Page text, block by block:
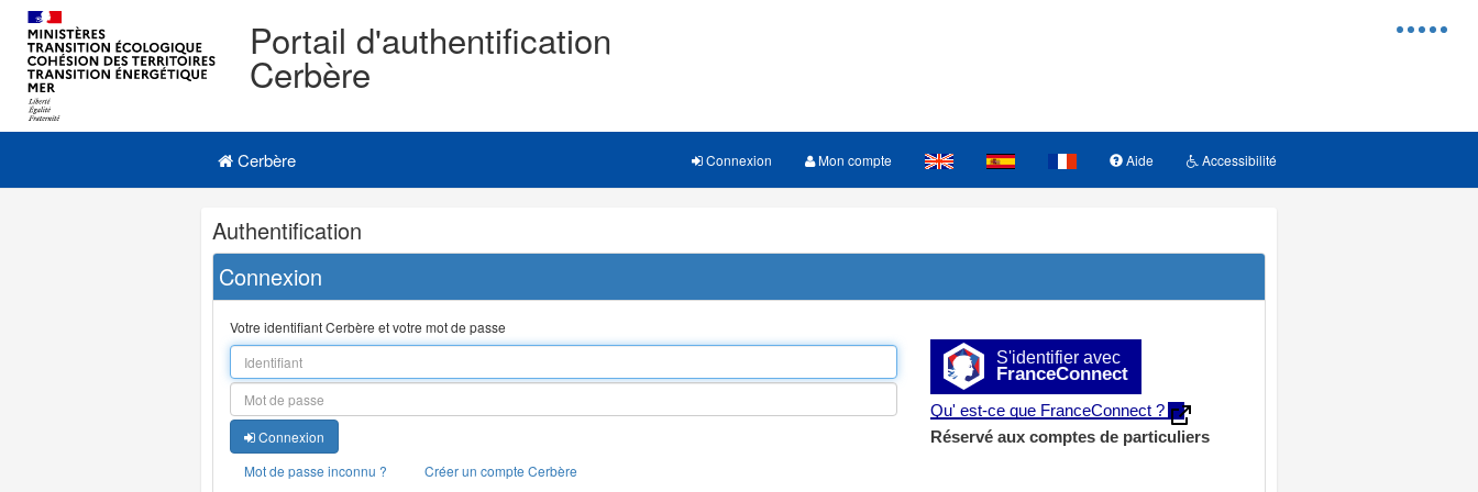
Menu
Portail d'authentification
Cerbère
Navigation
Menu principal
Cerbère Connexion Mon compte Aide Accessibilité
Navigation
et
outils
annexes
Authentification
Connexion
S'identifier avec
FranceConnect
Qu' est-ce que FranceConnect ?
Réservé aux comptes de particuliers
Votre identifiant Cerbère et votre mot de passe
Connexion
Mot de passe inconnu ?
Créer un compte Cerbère